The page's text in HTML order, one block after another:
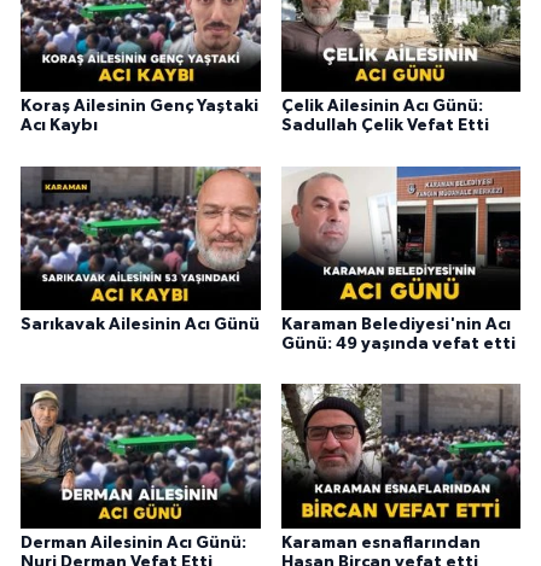
Koraş Ailesinin Genç Yaştaki
Acı Kaybı
Çelik Ailesinin Acı Günü:
Sadullah Çelik Vefat Etti
Sarıkavak Ailesinin Acı Günü
Karaman Belediyesi'nin Acı
Günü: 49 yaşında vefat etti
Derman Ailesinin Acı Günü:
Nuri Derman Vefat Etti
Karaman esnaflarından
Hasan Bircan vefat etti